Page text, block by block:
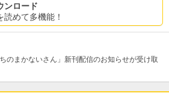
ンロード
めて多機能！
のまかないさん」新刊配信のお知らせが受け取